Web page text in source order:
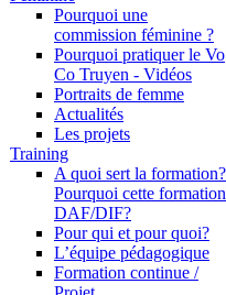
Pourquoi une
commission féminine ?
Pourquoi pratiquer le Vo
Co Truyen - Vidéos
Portraits de femme
Actualités
Les projets
Training
A quoi sert la formation?
Pourquoi cette formation
DAF/DIF?
Pour qui et pour quoi?
L’équipe pédagogique
Formation continue /